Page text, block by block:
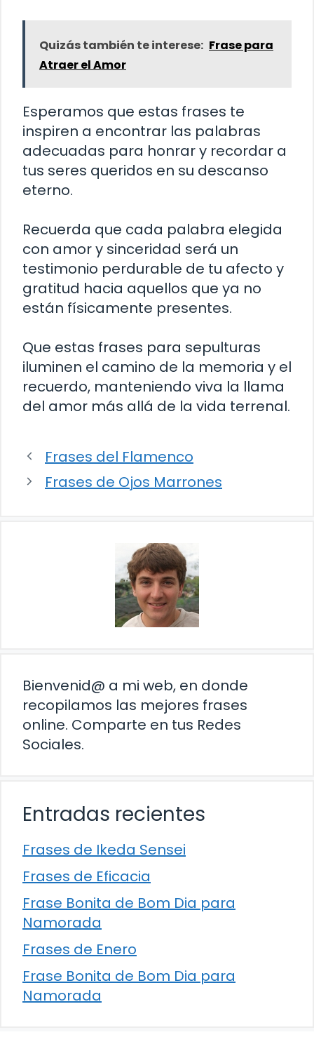
Quizás también te interese: Frase para
Atraer el Amor
Esperamos que estas frases te
inspiren a encontrar las palabras
adecuadas para honrar y recordar a
tus seres queridos en su descanso
eterno.
Recuerda que cada palabra elegida
con amor y sinceridad será un
testimonio perdurable de tu afecto y
gratitud hacia aquellos que ya no
están físicamente presentes.
Que estas frases para sepulturas
iluminen el camino de la memoria y el
recuerdo, manteniendo viva la llama
del amor más allá de la vida terrenal.
Frases del Flamenco
Frases de Ojos Marrones
Bienvenid@ a mi web, en donde
recopilamos las mejores frases
online. Comparte en tus Redes
Sociales.
Entradas recientes
Frases de Ikeda Sensei
Frases de Eficacia
Frase Bonita de Bom Dia para
Namorada
Frases de Enero
Frase Bonita de Bom Dia para
Namorada